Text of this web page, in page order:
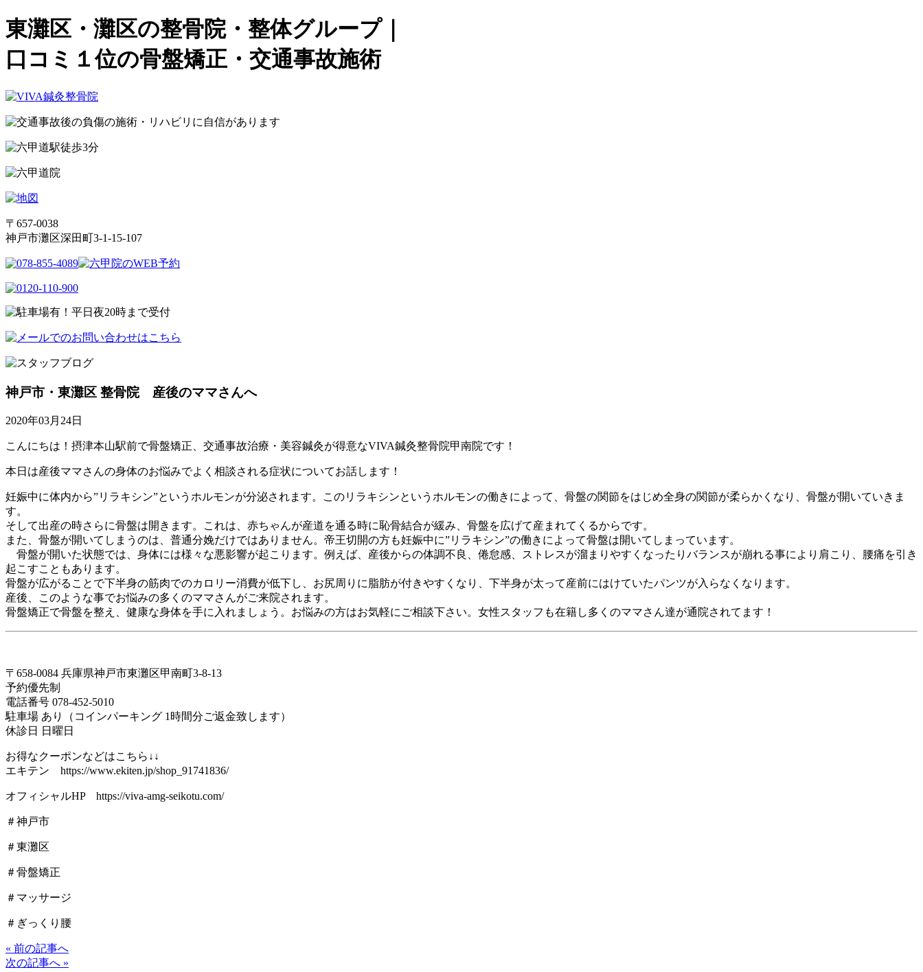
東灘区・灘区の整骨院・整体グループ｜
口コミ１位の骨盤矯正・交通事故施術
〒657-0038
神戸市灘区深田町3-1-15-107
神戸市・東灘区 整骨院 産後のママさんへ
2020年03月24日
こんにちは！摂津本山駅前で骨盤矯正、交通事故治療・美容鍼灸が得意なVIVA鍼灸整骨院甲南院です！
本日は産後ママさんの身体のお悩みでよく相談される症状についてお話します！
妊娠中に体内から”リラキシン”というホルモンが分泌されます。このリラキシンというホルモンの働きによって、骨盤の関節をはじめ全身の関節が柔らかくなり、骨盤が開いていきま
す。
そして出産の時さらに骨盤は開きます。これは、赤ちゃんが産道を通る時に恥骨結合が緩み、骨盤を広げて産まれてくるからです。
また、骨盤が開いてしまうのは、普通分娩だけではありません。帝王切開の方も妊娠中に”リラキシン”の働きによって骨盤は開いてしまっています。
骨盤が開いた状態では、身体には様々な悪影響が起こります。例えば、産後からの体調不良、倦怠感、ストレスが溜まりやすくなったりバランスが崩れる事により肩こり、腰痛を引き
起こすこともあります。
骨盤が広がることで下半身の筋肉でのカロリー消費が低下し、お尻周りに脂肪が付きやすくなり、下半身が太って産前にはけていたパンツが入らなくなります。
産後、このような事でお悩みの多くのママさんがご来院されます。
骨盤矯正で骨盤を整え、健康な身体を手に入れましょう。お悩みの方はお気軽にご相談下さい。女性スタッフも在籍し多くのママさん達が通院されてます！
〒658-0084 兵庫県神戸市東灘区甲南町3-8-13
予約優先制
電話番号 078-452-5010
駐車場 あり（コインパーキング 1時間分ご返金致します）
休診日 日曜日
お得なクーポンなどはこちら↓↓
エキテン https://www.ekiten.jp/shop_91741836/
オフィシャルHP https://viva-amg-seikotu.com/
＃神戸市
＃東灘区
＃骨盤矯正
＃マッサージ
＃ぎっくり腰
« 前の記事へ
次の記事へ »